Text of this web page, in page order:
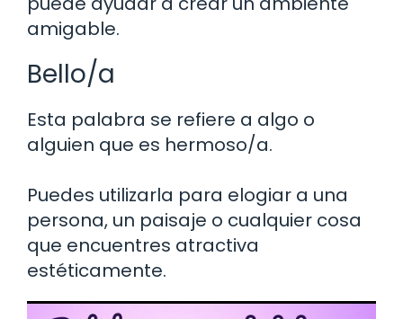
amigable.
Bello/a
Esta palabra se refiere a algo o
alguien que es hermoso/a.
Puedes utilizarla para elogiar a una
persona, un paisaje o cualquier cosa
que encuentres atractiva
estéticamente.